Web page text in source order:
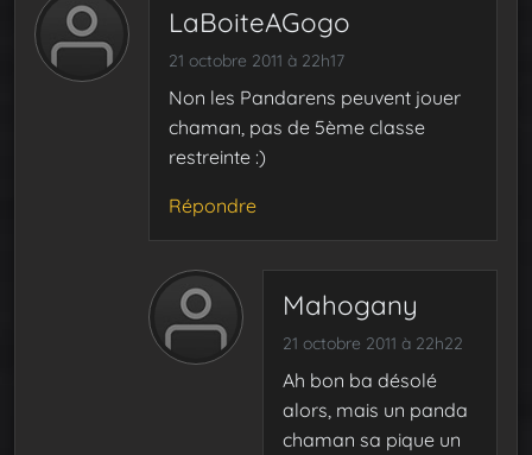
LaBoiteAGogo
21 octobre 2011 à 22h17
Non les Pandarens peuvent jouer
chaman, pas de 5ème classe
restreinte :)
Répondre
Mahogany
21 octobre 2011 à 22h22
Ah bon ba désolé
alors, mais un panda
chaman sa pique un